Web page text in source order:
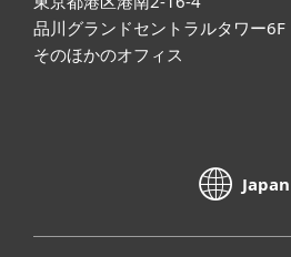
品川グランドセントラルタワー6F
そのほかのオフィス
Japan